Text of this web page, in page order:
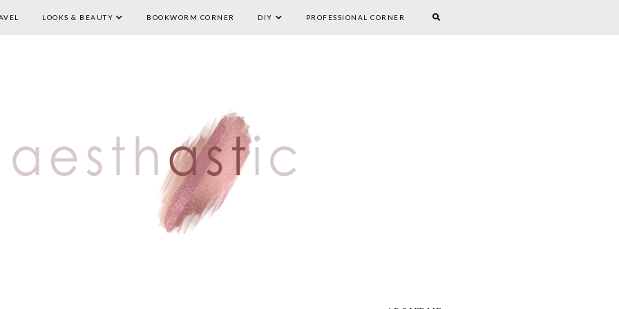
HOME LIFESTYLE TRAVEL LOOKS & BEAUTY BOOKWORM CORNER DIY
LOOKS & BEAUTY BOOKWORM CORNER DIY PROFESSIONAL CORNER